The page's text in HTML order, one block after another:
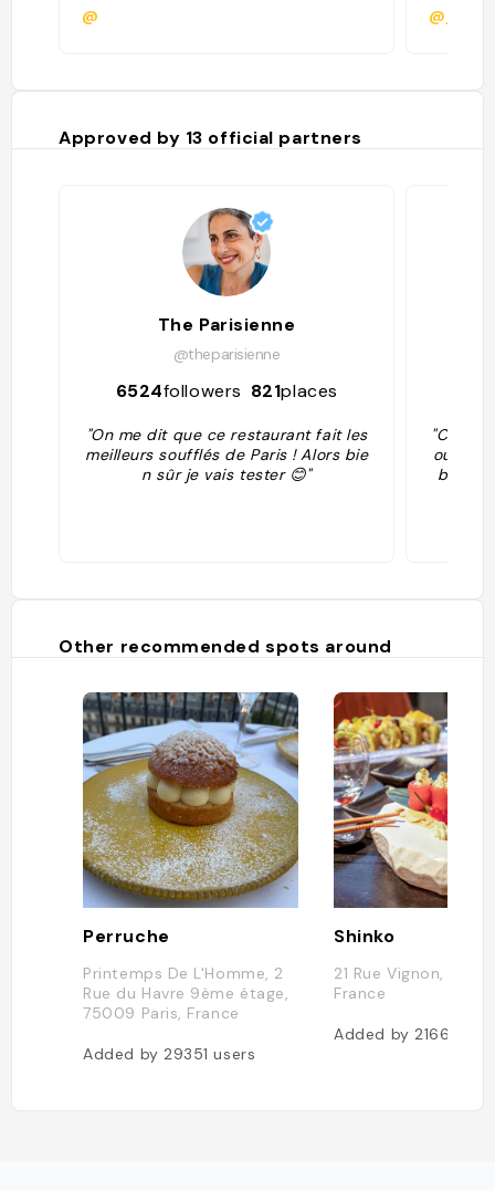
@
Approved by 13 official partners
The Parisienne
@theparisienne
6524followers 821places
"On me dit que ce restaurant fait les
meilleurs soufflés de Paris ! Alors bie
n sûr je vais tester 😊"
oufflés
Other recommended spots around
Perruche
Printemps De L'Homme, 2
Rue du Havre 9ème étage,
75009 Paris, France
Added by29351users
Shinko
21 Rue Vignon,
France
Added by21660